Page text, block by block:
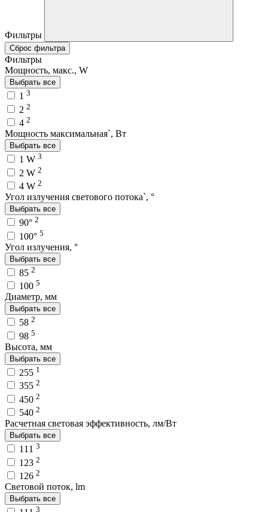
Фильтры
Сброс фильтра
Фильтры
Мощность, макс., W
Выбрать все
1 3
2 2
4 2
Мощность максимальная`, Вт
Выбрать все
1 W 3
2 W 2
4 W 2
Угол излучения светового потока`, °
Выбрать все
90° 2
100° 5
Угол излучения, °
Выбрать все
85 2
100 5
Диаметр, мм
Выбрать все
58 2
98 5
Высота, мм
Выбрать все
255 1
355 2
450 2
540 2
Расчетная световая эффективность, лм/Вт
Выбрать все
111 3
123 2
126 2
Световой поток, lm
Выбрать все
3